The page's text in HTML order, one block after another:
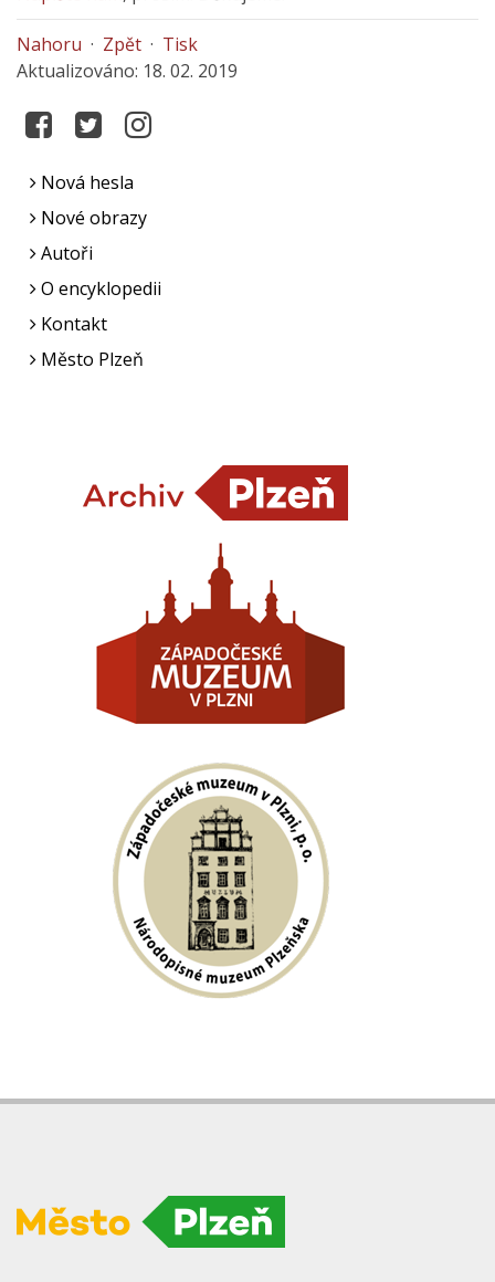
Nahoru · Zpět · Tisk
Aktualizováno: 18. 02. 2019
Nová hesla
Nové obrazy
Autoři
O encyklopedii
Kontakt
Město Plzeň